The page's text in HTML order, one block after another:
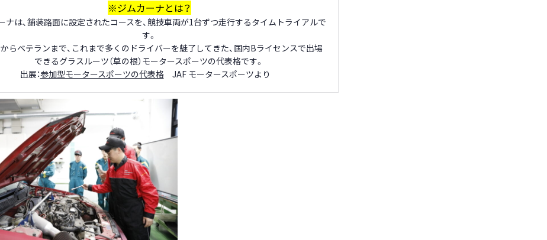
※ジムカーナとは？
ナは、舗装路面に設定されたコースを、競技車両が1台ずつ走行するタイムトライアルで
す。
らベテランまで、これまで多くのドライバーを魅了してきた、国内Bライセンスで出場
できるグラスルーツ（草の根）モータースポーツの代表格です。
出展：参加型モータースポーツの代表格JAF モータースポーツより